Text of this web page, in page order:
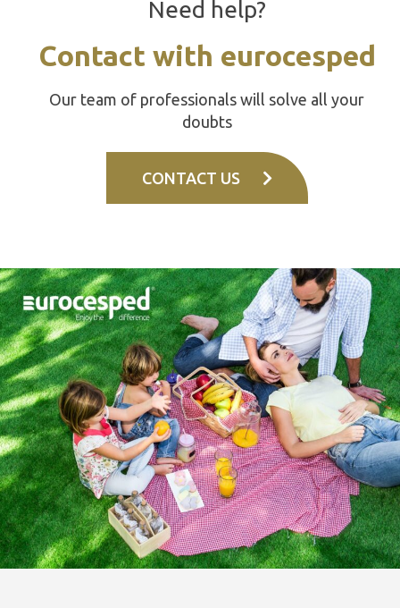
Need help?
Contact with eurocesped
Our team of professionals will solve all your
doubts
CONTACT US